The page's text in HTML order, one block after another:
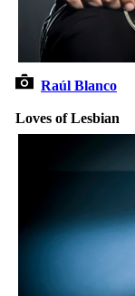
Raúl Blanco
Loves of Lesbian